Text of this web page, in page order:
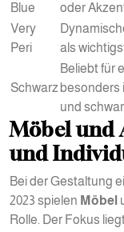
Blue
oder
Very
Peri
als
Schwarz
Beliebt für
besonders
und
Möbel und
und
Bei der Gestaltung
2023 spielen Möbel
Rolle. Der Fokus